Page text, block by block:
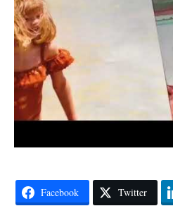
Facebook Twitter